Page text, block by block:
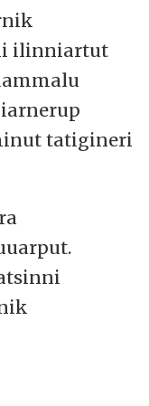
ilinniartut
tatigineri